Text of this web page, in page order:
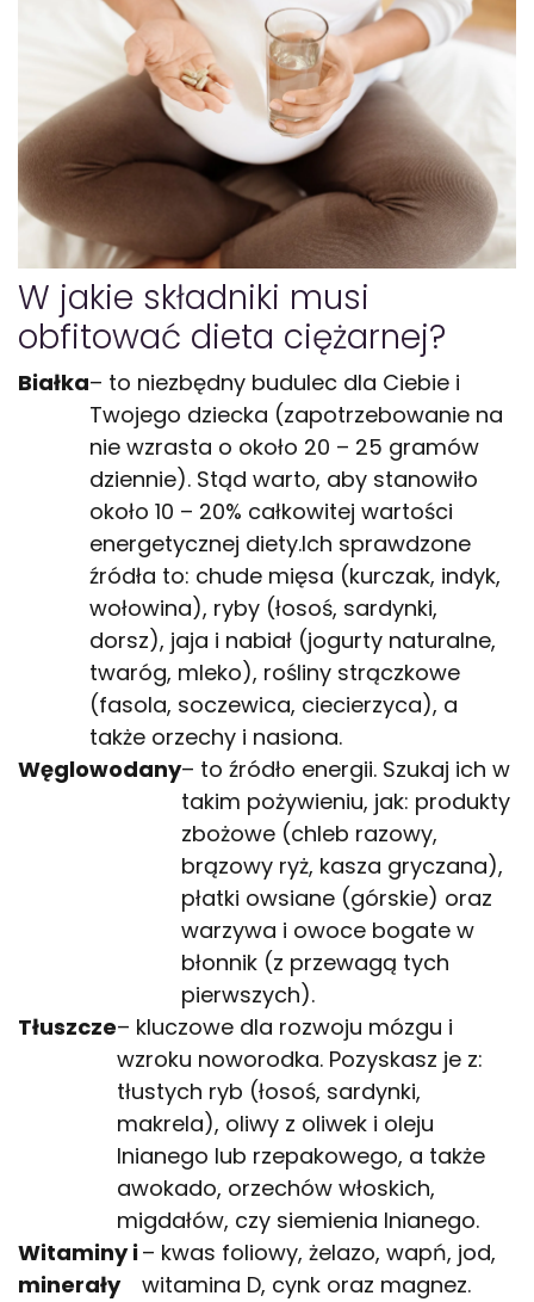
W jakie składniki musi
obfitować dieta ciężarnej?
Białka– to niezbędny budulec dla Ciebie i
Twojego dziecka (zapotrzebowanie na
nie wzrasta o około 20 – 25 gramów
dziennie). Stąd warto, aby stanowiło
około 10 – 20% całkowitej wartości
energetycznej diety.Ich sprawdzone
źródła to: chude mięsa (kurczak, indyk,
wołowina), ryby (łosoś, sardynki,
dorsz), jaja i nabiał (jogurty naturalne,
twaróg, mleko), rośliny strączkowe
(fasola, soczewica, ciecierzyca), a
także orzechy i nasiona.
Węglowodany– to źródło energii. Szukaj ich w
takim pożywieniu, jak: produkty
zbożowe (chleb razowy,
brązowy ryż, kasza gryczana),
płatki owsiane (górskie) oraz
warzywa i owoce bogate w
błonnik (z przewagą tych
pierwszych).
Tłuszcze– kluczowe dla rozwoju mózgu i
wzroku noworodka. Pozyskasz je z:
tłustych ryb (łosoś, sardynki,
makrela), oliwy z oliwek i oleju
lnianego lub rzepakowego, a także
awokado, orzechów włoskich,
migdałów, czy siemienia lnianego.
Witaminy i
minerały
– kwas foliowy, żelazo, wapń, jod,
witamina D, cynk oraz magnez.